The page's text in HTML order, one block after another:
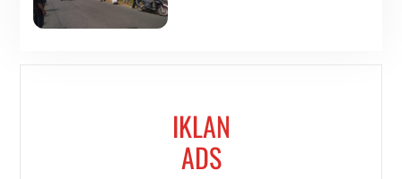
IKLAN
ADS